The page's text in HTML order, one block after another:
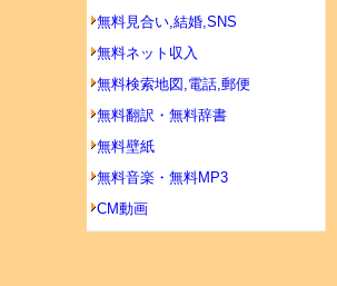
無料見合い,結婚,SNS
無料ネット収入
無料検索地図,電話,郵便
無料翻訳・無料辞書
無料壁紙
無料音楽・無料MP3
CM動画